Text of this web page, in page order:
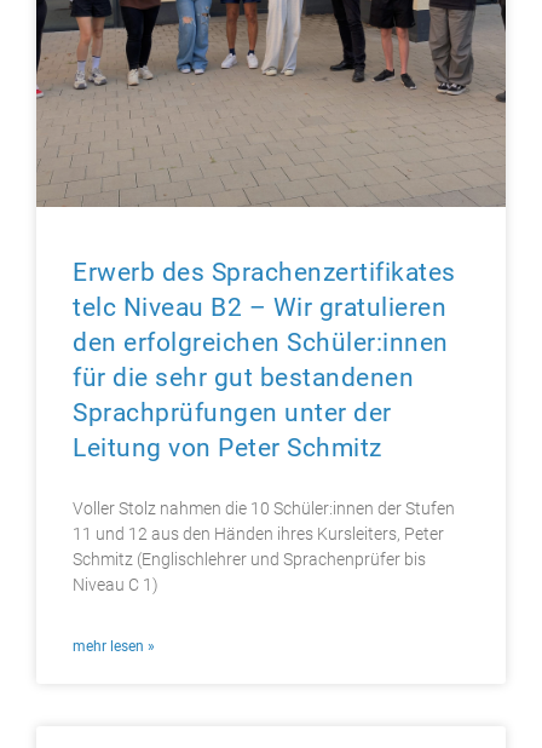
Erwerb des Sprachenzertifikates
telc Niveau B2 – Wir gratulieren
den erfolgreichen Schüler:innen
für die sehr gut bestandenen
Sprachprüfungen unter der
Leitung von Peter Schmitz
Voller Stolz nahmen die 10 Schüler:innen der Stufen
11 und 12 aus den Händen ihres Kursleiters, Peter
Schmitz (Englischlehrer und Sprachenprüfer bis
Niveau C 1)
mehr lesen »